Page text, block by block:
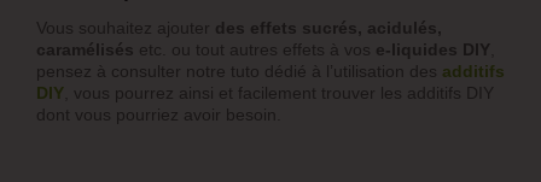
Vous souhaitez ajouter des effets sucrés, acidulés,
caramélisés etc. ou tout autres effets à vos e-liquides DIY
pensez à consulter notre tuto dédié à l’utilisation des additifs
DIY , vous pourrez ainsi et facilement trouver les additifs DIY
dont vous pourriez avoir besoin.